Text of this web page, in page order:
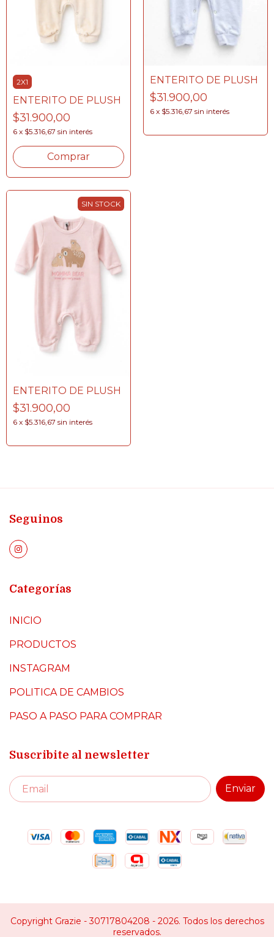
2X1
ENTERITO DE PLUSH
$31.900,00
6 x $5.316,67 sin interés
Comprar
ENTERITO DE PLUSH
$31.900,00
6 x $5.316,67 sin interés
SIN STOCK
ENTERITO DE PLUSH
$31.900,00
6 x $5.316,67 sin interés
Seguinos
Categorías
INICIO
PRODUCTOS
INSTAGRAM
POLITICA DE CAMBIOS
PASO A PASO PARA COMPRAR
Suscribite al newsletter
Copyright Grazie - 30717804208 - 2026. Todos los derechos
reservados.